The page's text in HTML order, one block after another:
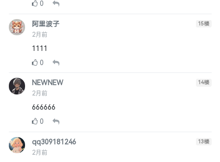
0
阿里波子
2月前
15楼
1111
0
NEWNEW
2月前
14楼
666666
0
qq309181246
2月前
13楼